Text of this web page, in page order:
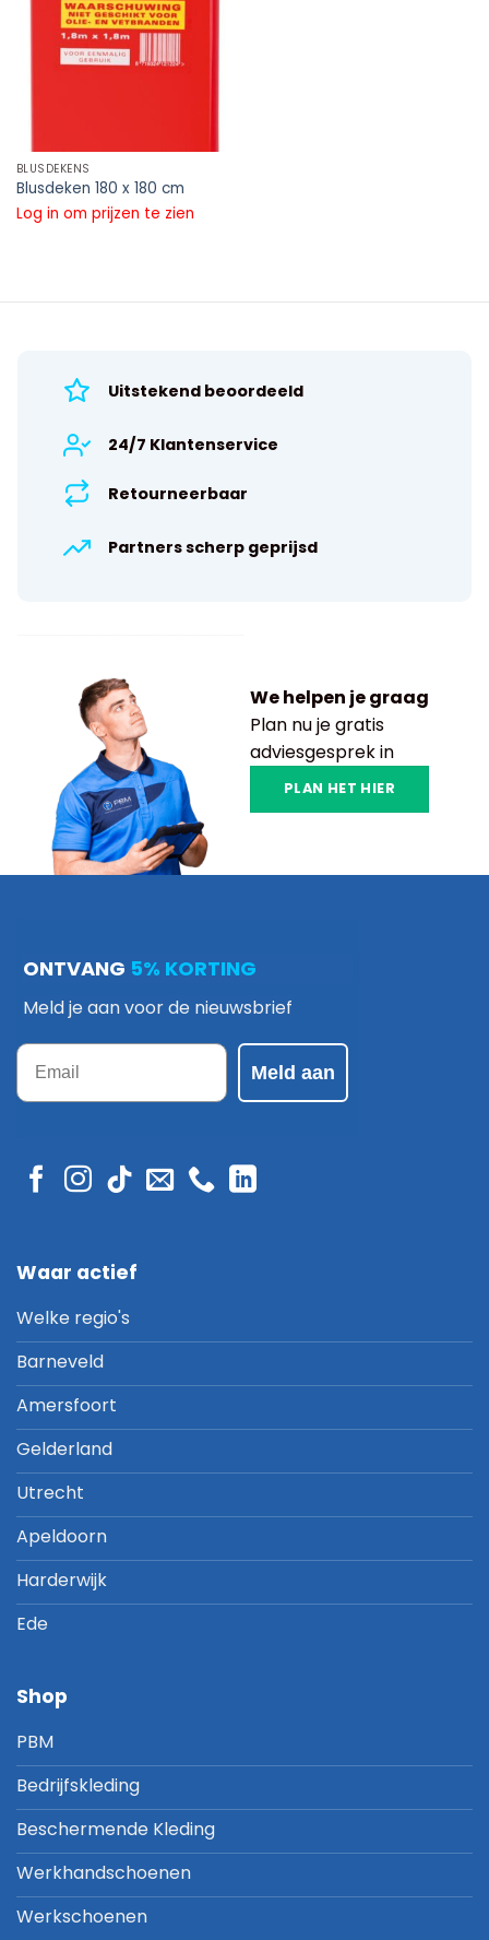
BLUSDEKENS
Blusdeken 180 x 180 cm
Log in om prijzen te zien
We helpen je graag
Plan nu je gratis
adviesgesprek in
PLAN HET HIER
Uitstekend beoordeeld
24/7 Klantenservice
Retourneerbaar
Partners scherp geprijsd
ONTVANG 5% KORTING
Meld je aan voor de nieuwsbrief
Email
Meld aan
Waar actief
Welke regio's
Barneveld
Amersfoort
Gelderland
Utrecht
Apeldoorn
Harderwijk
Ede
Shop
PBM
Bedrijfskleding
Beschermende Kleding
Werkhandschoenen
Werkschoenen